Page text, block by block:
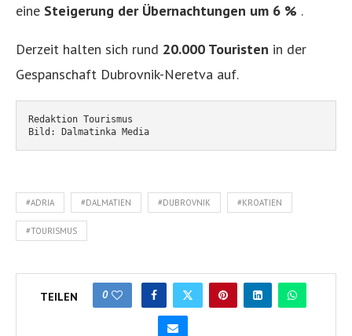
eine Steigerung der Übernachtungen um 6 % .
Derzeit halten sich rund 20.000 Touristen in der
Gespanschaft Dubrovnik-Neretva auf.
Redaktion Tourismus
Bild: Dalmatinka Media
#ADRIA #DALMATIEN #DUBROVNIK #KROATIEN
#TOURISMUS
TEILEN 0